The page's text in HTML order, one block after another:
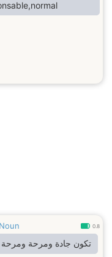
0.8
تكون جادة ومرحة ومرحة